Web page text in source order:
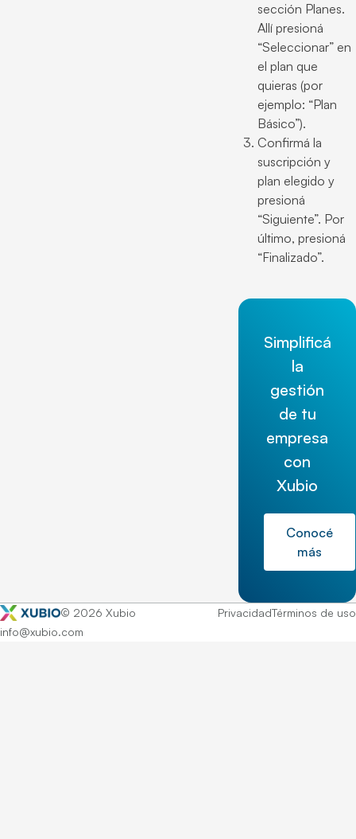
sección Planes.
Allí presioná
“Seleccionar” en
el plan que
quieras (por
ejemplo: “Plan
Básico”).
Confirmá la
suscripción y
plan elegido y
presioná
“Siguiente”. Por
último, presioná
“Finalizado”.
Simplificá
la
gestión
de tu
empresa
con
Xubio
Conocé
más
© 2026 Xubio PrivacidadTérminos de uso
info@xubio.com